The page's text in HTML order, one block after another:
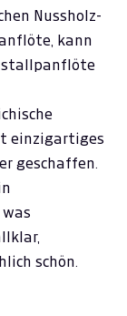
Nussholz-
kann
einzigartiges
geschaffen.
schön.